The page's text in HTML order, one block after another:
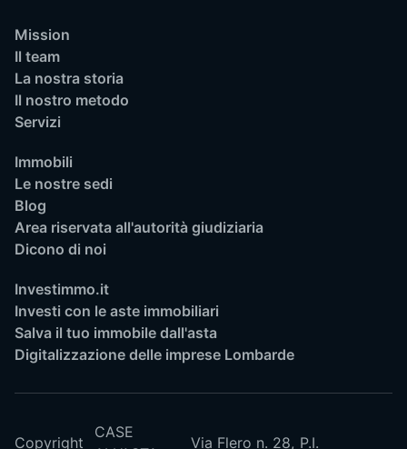
Mission
Il team
La nostra storia
Il nostro metodo
Servizi
Immobili
Le nostre sedi
Blog
Area riservata all'autorità giudiziaria
Dicono di noi
Investimmo.it
Investi con le aste immobiliari
Salva il tuo immobile dall'asta
Digitalizzazione delle imprese Lombarde
Copyright
CASE
Via Flero n. 28, P.I.